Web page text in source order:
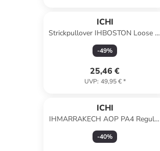
ICHI
Strickpullover IHBOSTON Loose fit
in Medieval Blue
-49%
25,46 €
UVP: 49,95 €*
ICHI
IHMARRAKECH AOP PA4 Regular
fit in Greenbriar Ikat Print
-40%